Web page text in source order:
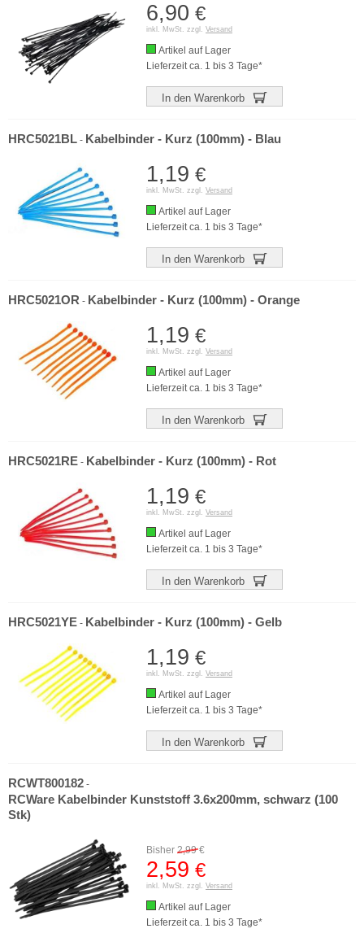
6,90 €
inkl. MwSt. zzgl. Versand
Artikel auf Lager
Lieferzeit ca. 1 bis 3 Tage*
In den Warenkorb
HRC5021BL - Kabelbinder - Kurz (100mm) - Blau
1,19 €
inkl. MwSt. zzgl. Versand
Artikel auf Lager
Lieferzeit ca. 1 bis 3 Tage*
In den Warenkorb
HRC5021OR - Kabelbinder - Kurz (100mm) - Orange
1,19 €
inkl. MwSt. zzgl. Versand
Artikel auf Lager
Lieferzeit ca. 1 bis 3 Tage*
In den Warenkorb
HRC5021RE - Kabelbinder - Kurz (100mm) - Rot
1,19 €
inkl. MwSt. zzgl. Versand
Artikel auf Lager
Lieferzeit ca. 1 bis 3 Tage*
In den Warenkorb
HRC5021YE - Kabelbinder - Kurz (100mm) - Gelb
1,19 €
inkl. MwSt. zzgl. Versand
Artikel auf Lager
Lieferzeit ca. 1 bis 3 Tage*
In den Warenkorb
RCWT800182 -
RCWare Kabelbinder Kunststoff 3.6x200mm, schwarz (100
Stk)
Bisher 2,99€
2,59 €
inkl. MwSt. zzgl. Versand
Artikel auf Lager
Lieferzeit ca. 1 bis 3 Tage*